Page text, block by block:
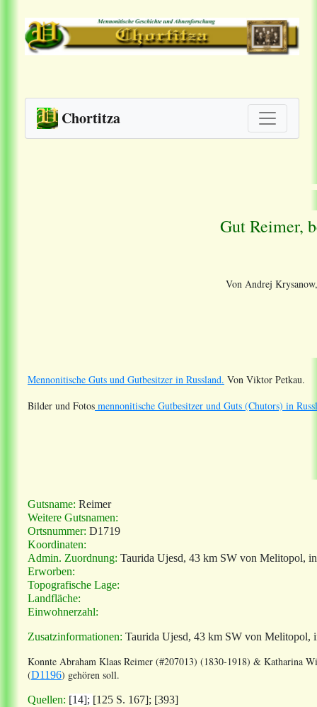
Chortitza
Gut Reimer,
Von Andrej
Mennonitische Guts und Gutbesitzer in Russland. Von Viktor Petkau.
Bilder und Fotos mennonitische Gutbesitzer und Guts (Chutors) in
Gutsname: Reimer
Weitere Gutsnamen:
Ortsnummer: D1719
Koordinaten:
Admin. Zuordnung: Taurida Ujesd, 43 km SW von Melitopol,
Erworben:
Topografische Lage:
Landfläche:
Einwohnerzahl:
Zusatzinformationen: Taurida Ujesd, 43 km SW von Melitopol,
Konnte Abraham Klaas Reimer (#207013) (1830-1918) & Katharina
(D1196) gehören soll.
Quellen: [14]; [125 S. 167]; [393]